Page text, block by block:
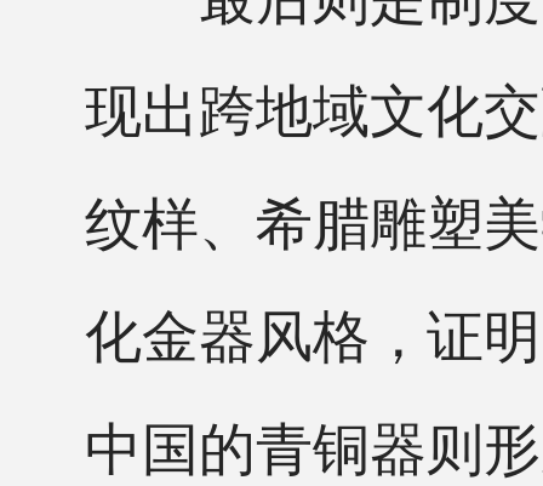
现出跨地域文化
纹样、希腊雕塑
化金器风格，证
中国的青铜器则